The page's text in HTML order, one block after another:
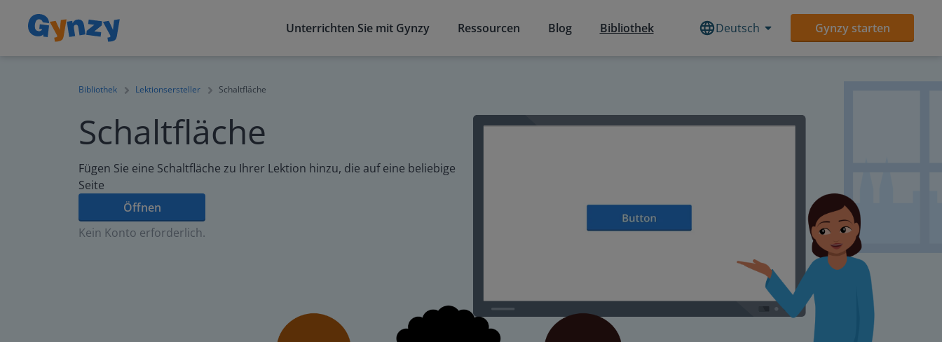
Unterrichten Sie mit Gynzy Ressourcen Blog Bibliothek Deutsch Gynzy starten
Bibliothek Lektionsersteller Schaltfläche
Schaltfläche
Fügen Sie eine Schaltfläche zu Ihrer Lektion hinzu, die auf eine beliebige
Seite
Öffnen
Kein Konto erforderlich.